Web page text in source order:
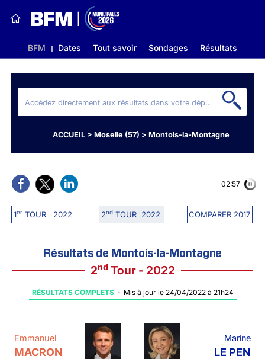
BFM Dates Tout savoir Sondages Résultats
ACCUEIL> Moselle (57) > Montois-la-Montagne
1erTOUR 2022 2ndTOUR 2022 COMPARER 2017
02:56
Résultats de Montois-la-Montagne
2ndTour - 2022
RÉSULTATS COMPLETS - Mis à jour le 24/04/2022 à 21h24
Emmanuel
MACRON
Marine
LE PEN